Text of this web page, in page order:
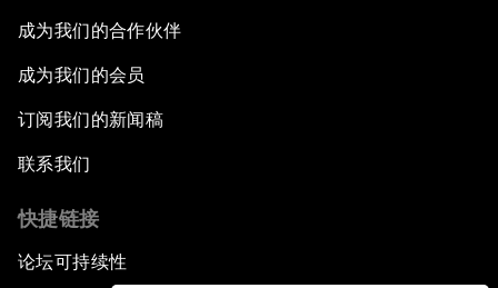
成为我们的合作伙伴
成为我们的会员
订阅我们的新闻稿
联系我们
快捷链接
论坛可持续性